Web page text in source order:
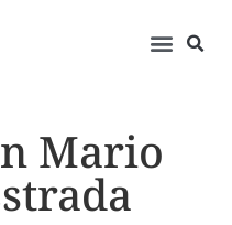
Mario